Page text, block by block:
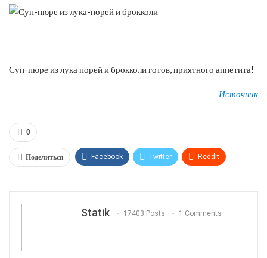
Суп-пюре из лука порей и брокколи готов, приятного аппетита!
Источник
0
Поделиться Facebook Twitter ReddIt
Statik 17403 Posts 1 Comments